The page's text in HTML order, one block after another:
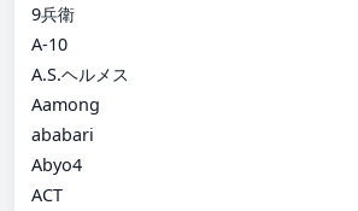
9兵衛
A-10
A.S.ヘルメス
Aamong
ababari
Abyo4
ACT